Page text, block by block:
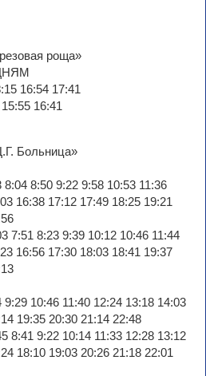
роща»
16:54 17:41
16:41
Больница»
8:04 8:50 9:22 9:58 10:53 11:36
16:38 17:12 17:49 18:25 19:21
7:51 8:23 9:39 10:12 10:46 11:44
16:56 17:30 18:03 18:41 19:37
9:29 10:46 11:40 12:24 13:18 14:03
19:35 20:30 21:14 22:48
8:41 9:22 10:14 11:33 12:28 13:12
18:10 19:03 20:26 21:18 22:01